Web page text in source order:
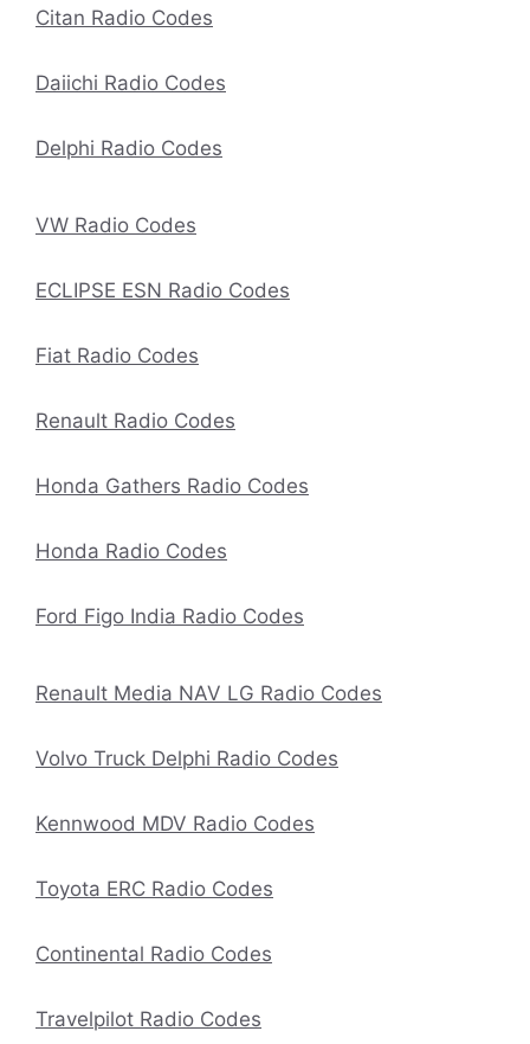
Citan Radio Codes
Daiichi Radio Codes
Delphi Radio Codes
VW Radio Codes
ECLIPSE ESN Radio Codes
Fiat Radio Codes
Renault Radio Codes
Honda Gathers Radio Codes
Honda Radio Codes
Ford Figo India Radio Codes
Renault Media NAV LG Radio Codes
Volvo Truck Delphi Radio Codes
Kennwood MDV Radio Codes
Toyota ERC Radio Codes
Continental Radio Codes
Travelpilot Radio Codes